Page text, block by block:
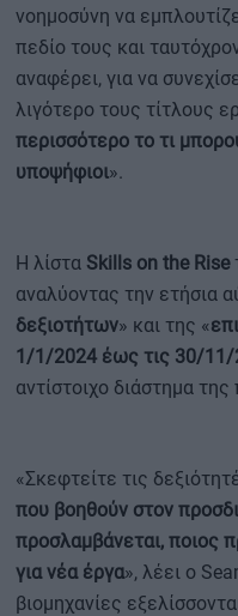
νοημοσύνη να
πεδίο τους και
αναφέρει, για να
λιγότερο τους τίτλους
περισσότερο το τι
υποψήφιοι».
Η λίστα Skills on the Rise
αναλύοντας την ετήσια
δεξιοτήτων» και της «
1/1/2024 έως τις 30/11/
αντίστοιχο διάστημα
«Σκεφτείτε τις
που βοηθούν στον
προσλαμβάνεται, ποιος
για νέα έργα», λέει ο
βιομηχανίες